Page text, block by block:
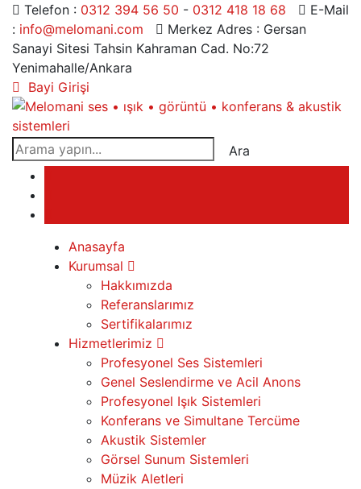
Telefon : 0312 394 56 50 - 0312 418 18 68
E-Mail
: info@melomani.com Merkez Adres : Gersan
Sanayi Sitesi Tahsin Kahraman Cad. No:72
Yenimahalle/Ankara
Bayi Girişi
Ara
Anasayfa
Kurumsal
Hakkımızda
Referanslarımız
Sertifikalarımız
Hizmetlerimiz
Profesyonel Ses Sistemleri
Genel Seslendirme ve Acil Anons
Profesyonel Işık Sistemleri
Konferans ve Simultane Tercüme
Akustik Sistemler
Görsel Sunum Sistemleri
Müzik Aletleri